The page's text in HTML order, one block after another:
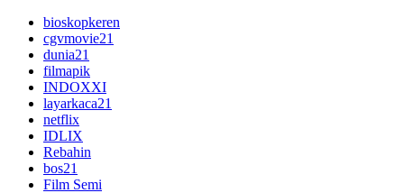
bioskopkeren
cgvmovie21
dunia21
filmapik
INDOXXI
layarkaca21
netflix
IDLIX
Rebahin
bos21
Film Semi